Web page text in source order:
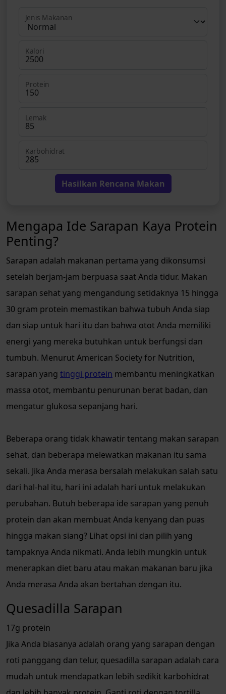
Jenis Makanan
Kalori
Protein
Lemak
Karbohidrat
Hasilkan Rencana Makan
Mengapa Ide Sarapan Kaya Protein
Penting?
Sarapan adalah makanan pertama yang dikonsumsi
setelah berjam-jam berpuasa saat Anda tidur. Makan
sarapan sehat yang mengandung setidaknya 15 hingga
30 gram protein memastikan bahwa tubuh Anda siap
dan siap untuk hari itu dan bahwa otot Anda memiliki
energi yang mereka butuhkan untuk berfungsi dan
tumbuh. Menurut American Society for Nutrition,
sarapan yang tinggi protein membantu meningkatkan
massa otot, membantu penurunan berat badan, dan
mengatur glukosa sepanjang hari.
Beberapa orang tidak khawatir tentang makan sarapan
sehat, dan beberapa melewatkan makanan itu sama
sekali. Jika Anda merasa bersalah melakukan salah satu
dari hal-hal itu, hari ini adalah hari untuk melakukan
perubahan. Butuh beberapa ide sarapan yang penuh
protein dan akan membuat Anda kenyang dan puas
hingga makan siang? Lihat opsi ini dan pilih yang
tampaknya Anda nikmati. Anda lebih mungkin untuk
menerapkan diet baru atau makan makanan baru jika
Anda merasa Anda akan bertahan dengan itu.
Quesadilla Sarapan
17g protein
Jika Anda biasanya adalah orang yang sarapan dengan
roti panggang dan telur, quesadilla sarapan adalah cara
mudah untuk mendapatkan lebih sedikit karbohidrat